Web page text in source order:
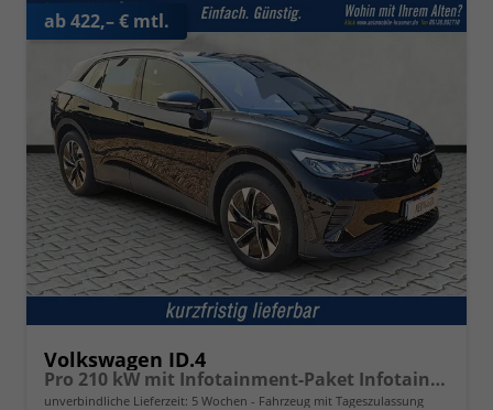
ab 422,– € mtl.
Volkswagen ID.4
Pro 210 kW mit Infotainment-Paket Infotainment- / Assistenz- Komfortp.
unverbindliche Lieferzeit: 5 Wochen Fahrzeug mit Tageszulassung